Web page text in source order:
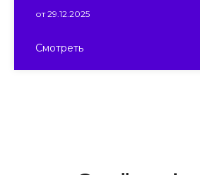
от 29.12.2025
Смотреть